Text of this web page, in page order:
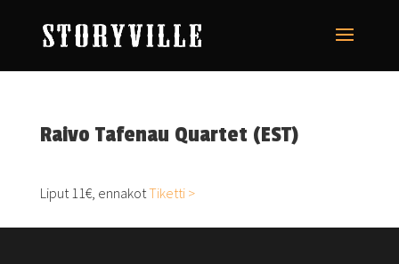
Raivo Tafenau Quartet (EST)
Liput 11€, ennakotTiketti >